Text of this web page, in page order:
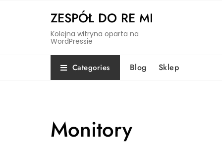
ZESPÓŁ DO RE MI
Kolejna witryna oparta na
WordPressie
Categories Blog Sklep
Monitory